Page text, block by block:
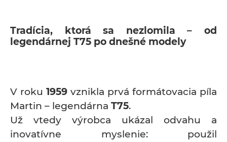
Tradícia, ktorá sa nezlomila – od
legendárnej T75 po dnešné modely
V roku 1959 vznikla prvá formátovacia píla
Martin – legendárna T75.
Už vtedy výrobca ukázal odvahu a
inovatívne myslenie: použil